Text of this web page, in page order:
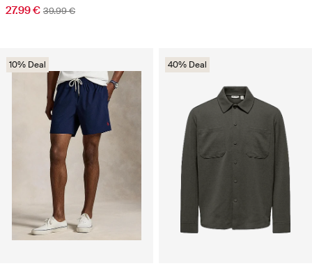
27.99 € 39.99 €
10% Deal 40% Deal